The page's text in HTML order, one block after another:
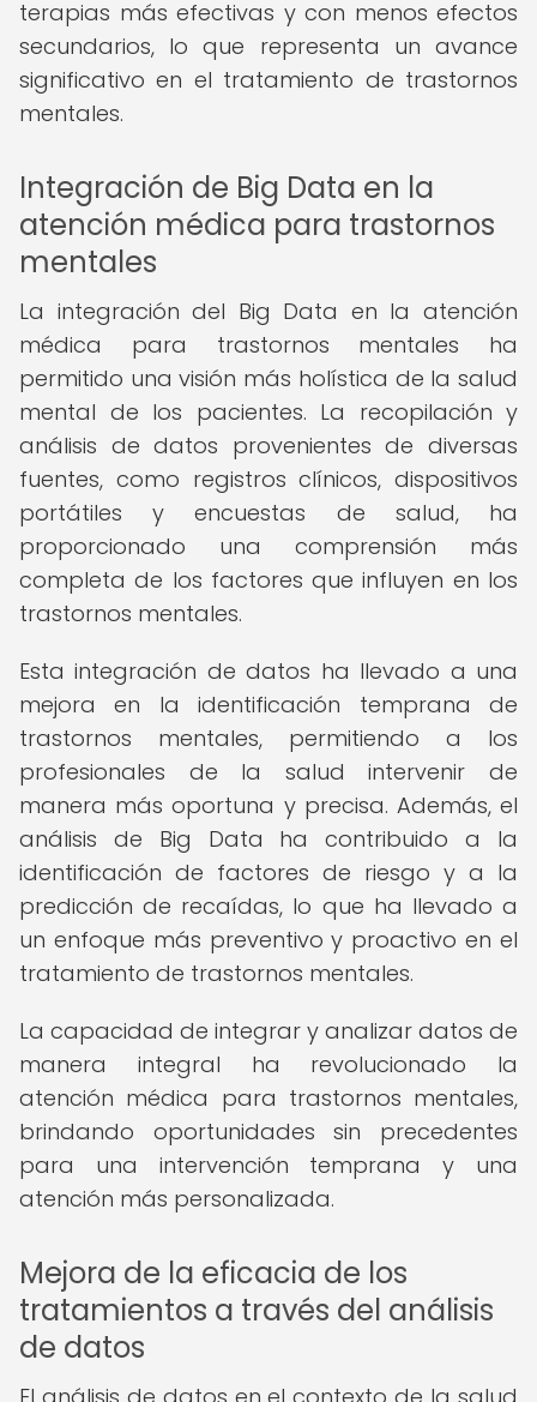
terapias más efectivas y con menos efectos
secundarios, lo que representa un avance
significativo en el tratamiento de trastornos
mentales.
Integración de Big Data en la
atención médica para trastornos
mentales
La integración del Big Data en la atención
médica para trastornos mentales ha
permitido una visión más holística de la salud
mental de los pacientes. La recopilación y
análisis de datos provenientes de diversas
fuentes, como registros clínicos, dispositivos
portátiles y encuestas de salud, ha
proporcionado una comprensión más
completa de los factores que influyen en los
trastornos mentales.
Esta integración de datos ha llevado a una
mejora en la identificación temprana de
trastornos mentales, permitiendo a los
profesionales de la salud intervenir de
manera más oportuna y precisa. Además, el
análisis de Big Data ha contribuido a la
identificación de factores de riesgo y a la
predicción de recaídas, lo que ha llevado a
un enfoque más preventivo y proactivo en el
tratamiento de trastornos mentales.
La capacidad de integrar y analizar datos de
manera integral ha revolucionado la
atención médica para trastornos mentales,
brindando oportunidades sin precedentes
para una intervención temprana y una
atención más personalizada.
Mejora de la eficacia de los
tratamientos a través del análisis
de datos